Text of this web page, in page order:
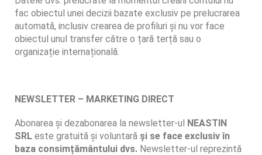
fac obiectul unei decizii bazate exclusiv pe prelucrarea
automată, inclusiv crearea de profiluri și nu vor face
obiectul unul transfer către o țară terță sau o
organizație internațională.
NEWSLETTER – MARKETING DIRECT
Abonarea și dezabonarea la newsletter-ul NEASTIN
SRL este gratuită și voluntară și se face exclusiv în
baza consimțământului dvs. Newsletter-ul reprezintă